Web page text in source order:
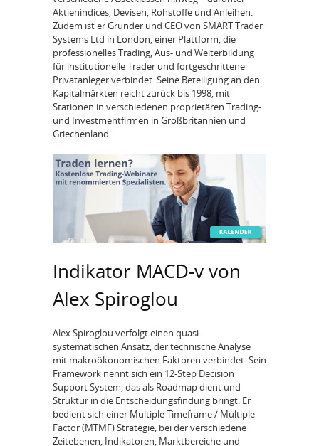
Aktienindices, Devisen, Rohstoffe und Anleihen.
Zudem ist er Gründer und CEO von SMART Trader
Systems Ltd in London, einer Plattform, die
professionelles Trading, Aus- und Weiterbildung
für institutionelle Trader und fortgeschrittene
Privatanleger verbindet. Seine Beteiligung an den
Kapitalmärkten reicht zurück bis 1998, mit
Stationen in verschiedenen proprietären Trading-
und Investmentfirmen in Großbritannien und
Griechenland.
Indikator MACD‑v von
Alex Spiroglou
Alex Spiroglou verfolgt einen quasi-
systematischen Ansatz, der technische Analyse
mit makroökonomischen Faktoren verbindet. Sein
Framework nennt sich ein 12‑Step Decision
Support System, das als Roadmap dient und
Struktur in die Entscheidungsfindung bringt. Er
bedient sich einer Multiple Timeframe / Multiple
Factor (MTMF) Strategie, bei der verschiedene
Zeitebenen, Indikatoren, Marktbereiche und